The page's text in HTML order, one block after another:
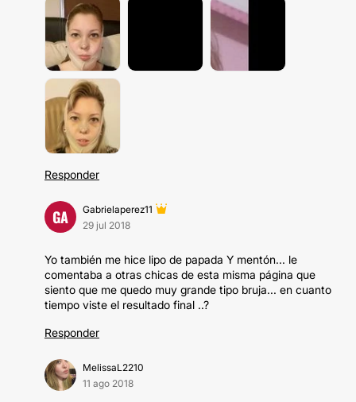
Responder
GA
Gabrielaperez11
29 jul 2018
Yo también me hice lipo de papada Y mentón... le
comentaba a otras chicas de esta misma página que
siento que me quedo muy grande tipo bruja... en cuanto
tiempo viste el resultado final ..?
Responder
MelissaL2210
11 ago 2018